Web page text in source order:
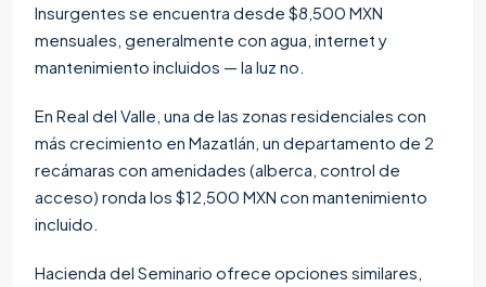
Insurgentes se encuentra desde $8,500 MXN
mensuales, generalmente con agua, internet y
mantenimiento incluidos — la luz no.
En Real del Valle, una de las zonas residenciales con
más crecimiento en Mazatlán, un departamento de 2
recámaras con amenidades (alberca, control de
acceso) ronda los $12,500 MXN con mantenimiento
incluido.
Hacienda del Seminario ofrece opciones similares,